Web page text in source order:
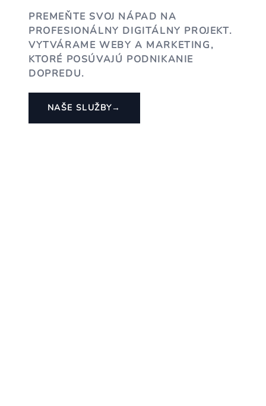
PREMEŇTE SVOJ NÁPAD NA
PROFESIONÁLNY DIGITÁLNY PROJEKT.
VYTVÁRAME WEBY A MARKETING,
KTORÉ POSÚVAJÚ PODNIKANIE
DOPREDU.
NAŠE SLUŽBY→